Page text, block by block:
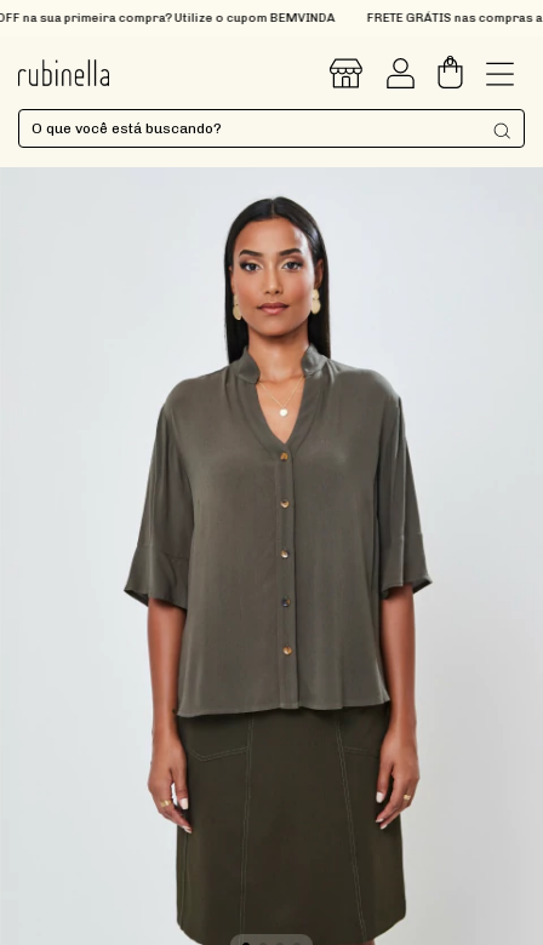
sua primeira compra? Utilize o cupom BEMVINDA FRETE GRÁTIS nas compras
0